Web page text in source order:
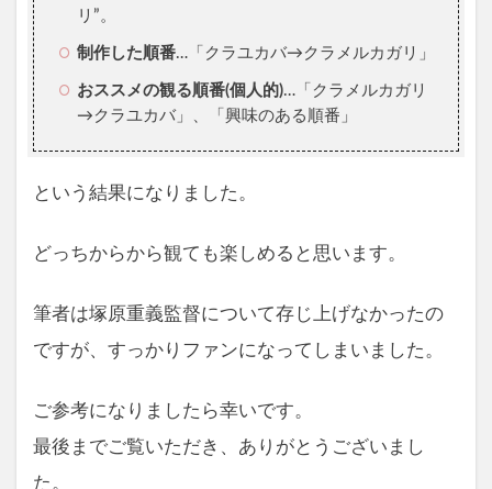
リ”。
制作した順番…「クラユカバ→クラメルカガリ」
おススメの観る順番(個人的)…「クラメルカガリ
→クラユカバ」、「興味のある順番」
という結果になりました。
どっちからから観ても楽しめると思います。
筆者は塚原重義監督について存じ上げなかったの
ですが、すっかりファンになってしまいました。
ご参考になりましたら幸いです。
最後までご覧いただき、ありがとうございまし
た。